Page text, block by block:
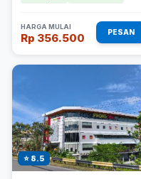
HARGA MULAI
Rp 356.500 PESAN
⭐ 8.5